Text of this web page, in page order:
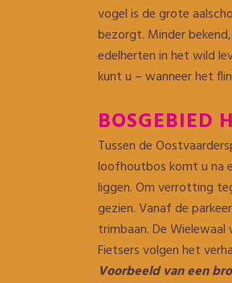
vogel is de grote
bezorgt. Minder
edelherten in het wild
kunt u – wanneer het
BOSGEBIED
Tussen de
loofhoutbos komt u na
liggen. Om verrotting
gezien. Vanaf de
trimbaan. De
Fietsers volgen het
Voorbeeld van een